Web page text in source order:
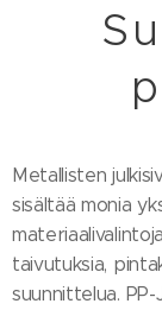
Metallisten
sisältää monia
taivutuksia,
suunnittelua.